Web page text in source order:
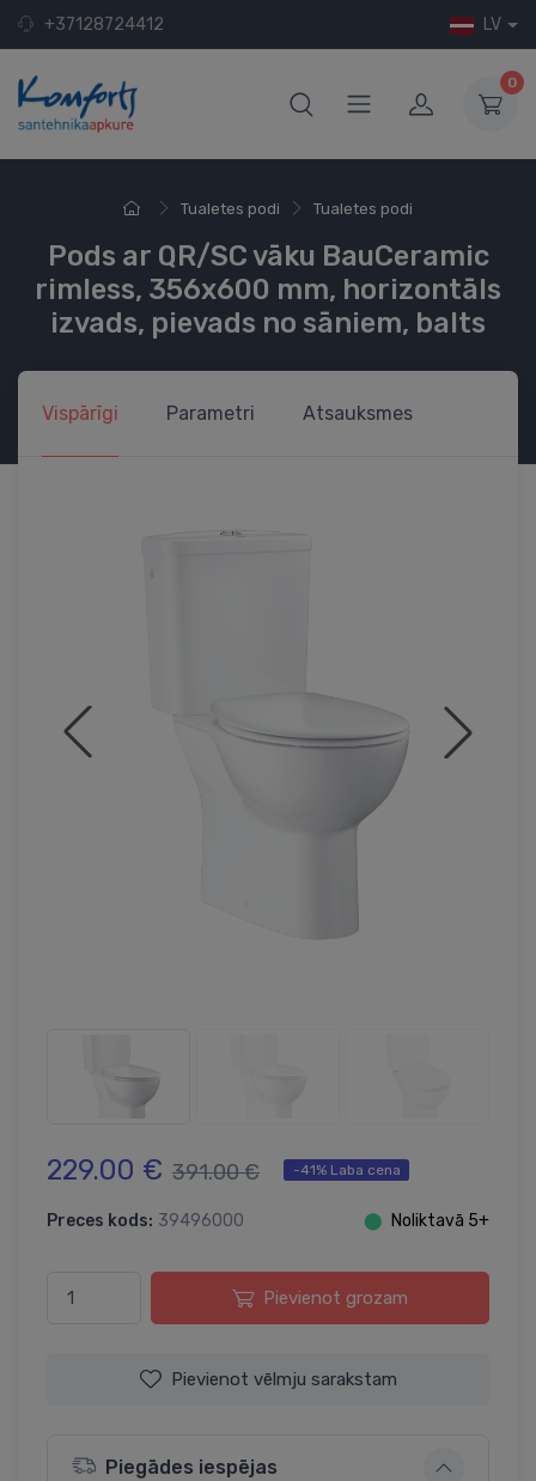
+37128724412 LV
0
Tualetes podi Tualetes podi
Pods ar QR/SC vāku BauCeramic
rimless, 356x600 mm, horizontāls
izvads, pievads no sāniem, balts
Vispārīgi Parametri Atsauksmes
229.00 € 391.00 € -41% Laba cena
Preces kods: 39496000 ⬤ Noliktavā 5+
Pievienot grozam
Pievienot vēlmju sarakstam
Piegādes iespējas